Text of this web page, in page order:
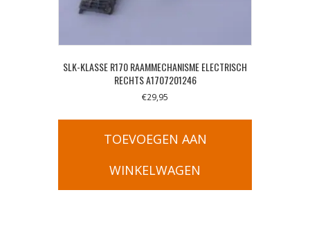
SLK-KLASSE R170 RAAMMECHANISME ELECTRISCH
RECHTS A1707201246
€29,95
TOEVOEGEN AAN
WINKELWAGEN